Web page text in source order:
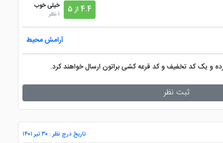
4.4 از 5
خیلی خوب
1 نظر
آرامش محیط
و یک کد تخفیف و کد قرعه کشی براتون ارسال خواهند کرد.
ثبت نظر
تاریخ درج نظر : ۳۰ تیر ۱۴۰۱